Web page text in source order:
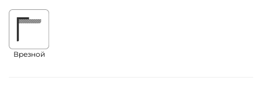
Врезной